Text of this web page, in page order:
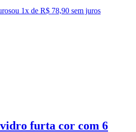
ou 1x de R$ 78,90 sem juros
vidro furta cor com 6